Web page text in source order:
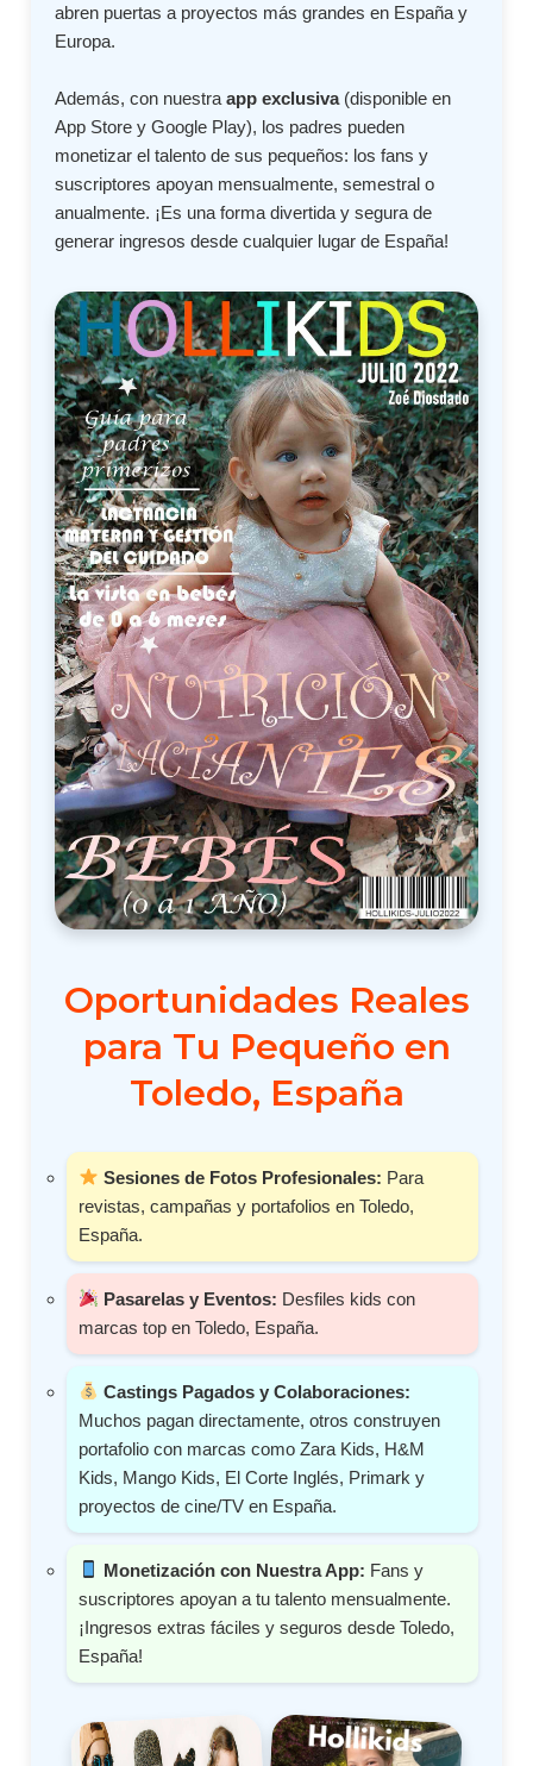
abren puertas a proyectos más grandes en España y
Europa.
Además, con nuestraapp exclusiva(disponible en
App Store y Google Play), los padres pueden
monetizar el talento de sus pequeños: los fans y
suscriptores apoyan mensualmente, semestral o
anualmente. ¡Es una forma divertida y segura de
generar ingresos desde cualquier lugar de España!
Oportunidades Reales
para Tu Pequeño en
Toledo, España
Sesiones de Fotos Profesionales: Para
revistas, campañas y portafolios en Toledo,
España.
Pasarelas y Eventos: Desfiles kids con
marcas top en Toledo, España.
Castings Pagados y Colaboraciones:
Muchos pagan directamente, otros construyen
portafolio con marcas como Zara Kids, H&M
Kids, Mango Kids, El Corte Inglés, Primark y
proyectos de cine/TV en España.
Monetización con Nuestra App: Fans y
suscriptores apoyan a tu talento mensualmente.
¡Ingresos extras fáciles y seguros desde Toledo,
España!